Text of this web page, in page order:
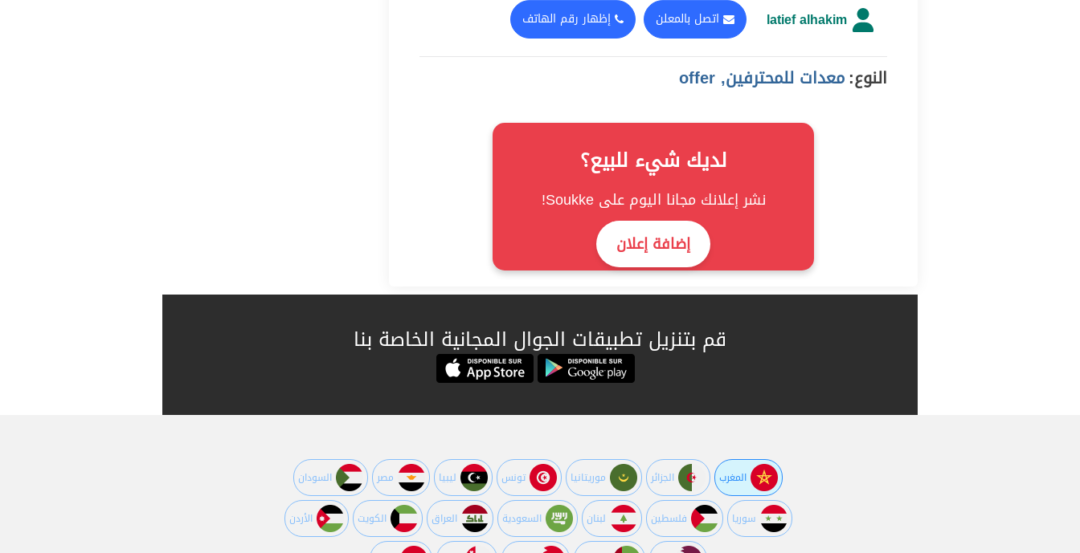
latief alhakim اتصل بالمعلن إظهار رقم الهاتف
النوع:معدات للمحترفين, offer
لديك شيء للبيع؟
نشر إعلانك مجانا اليوم على Soukke!
إضافة إعلان
قم بتنزيل تطبيقات الجوال المجانية الخاصة بنا
المغرب الجزائر موريتانيا تونس ليبيا مصر السودان
سوريا فلسطين لبنان السعودية العراق الكويت اﻷردن